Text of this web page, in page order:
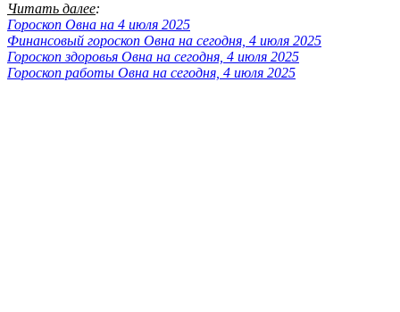
Читать далее:
Гороскоп Овна на 4 июля 2025
Финансовый гороскоп Овна на сегодня, 4 июля 2025
Гороскоп здоровья Овна на сегодня, 4 июля 2025
Гороскоп работы Овна на сегодня, 4 июля 2025